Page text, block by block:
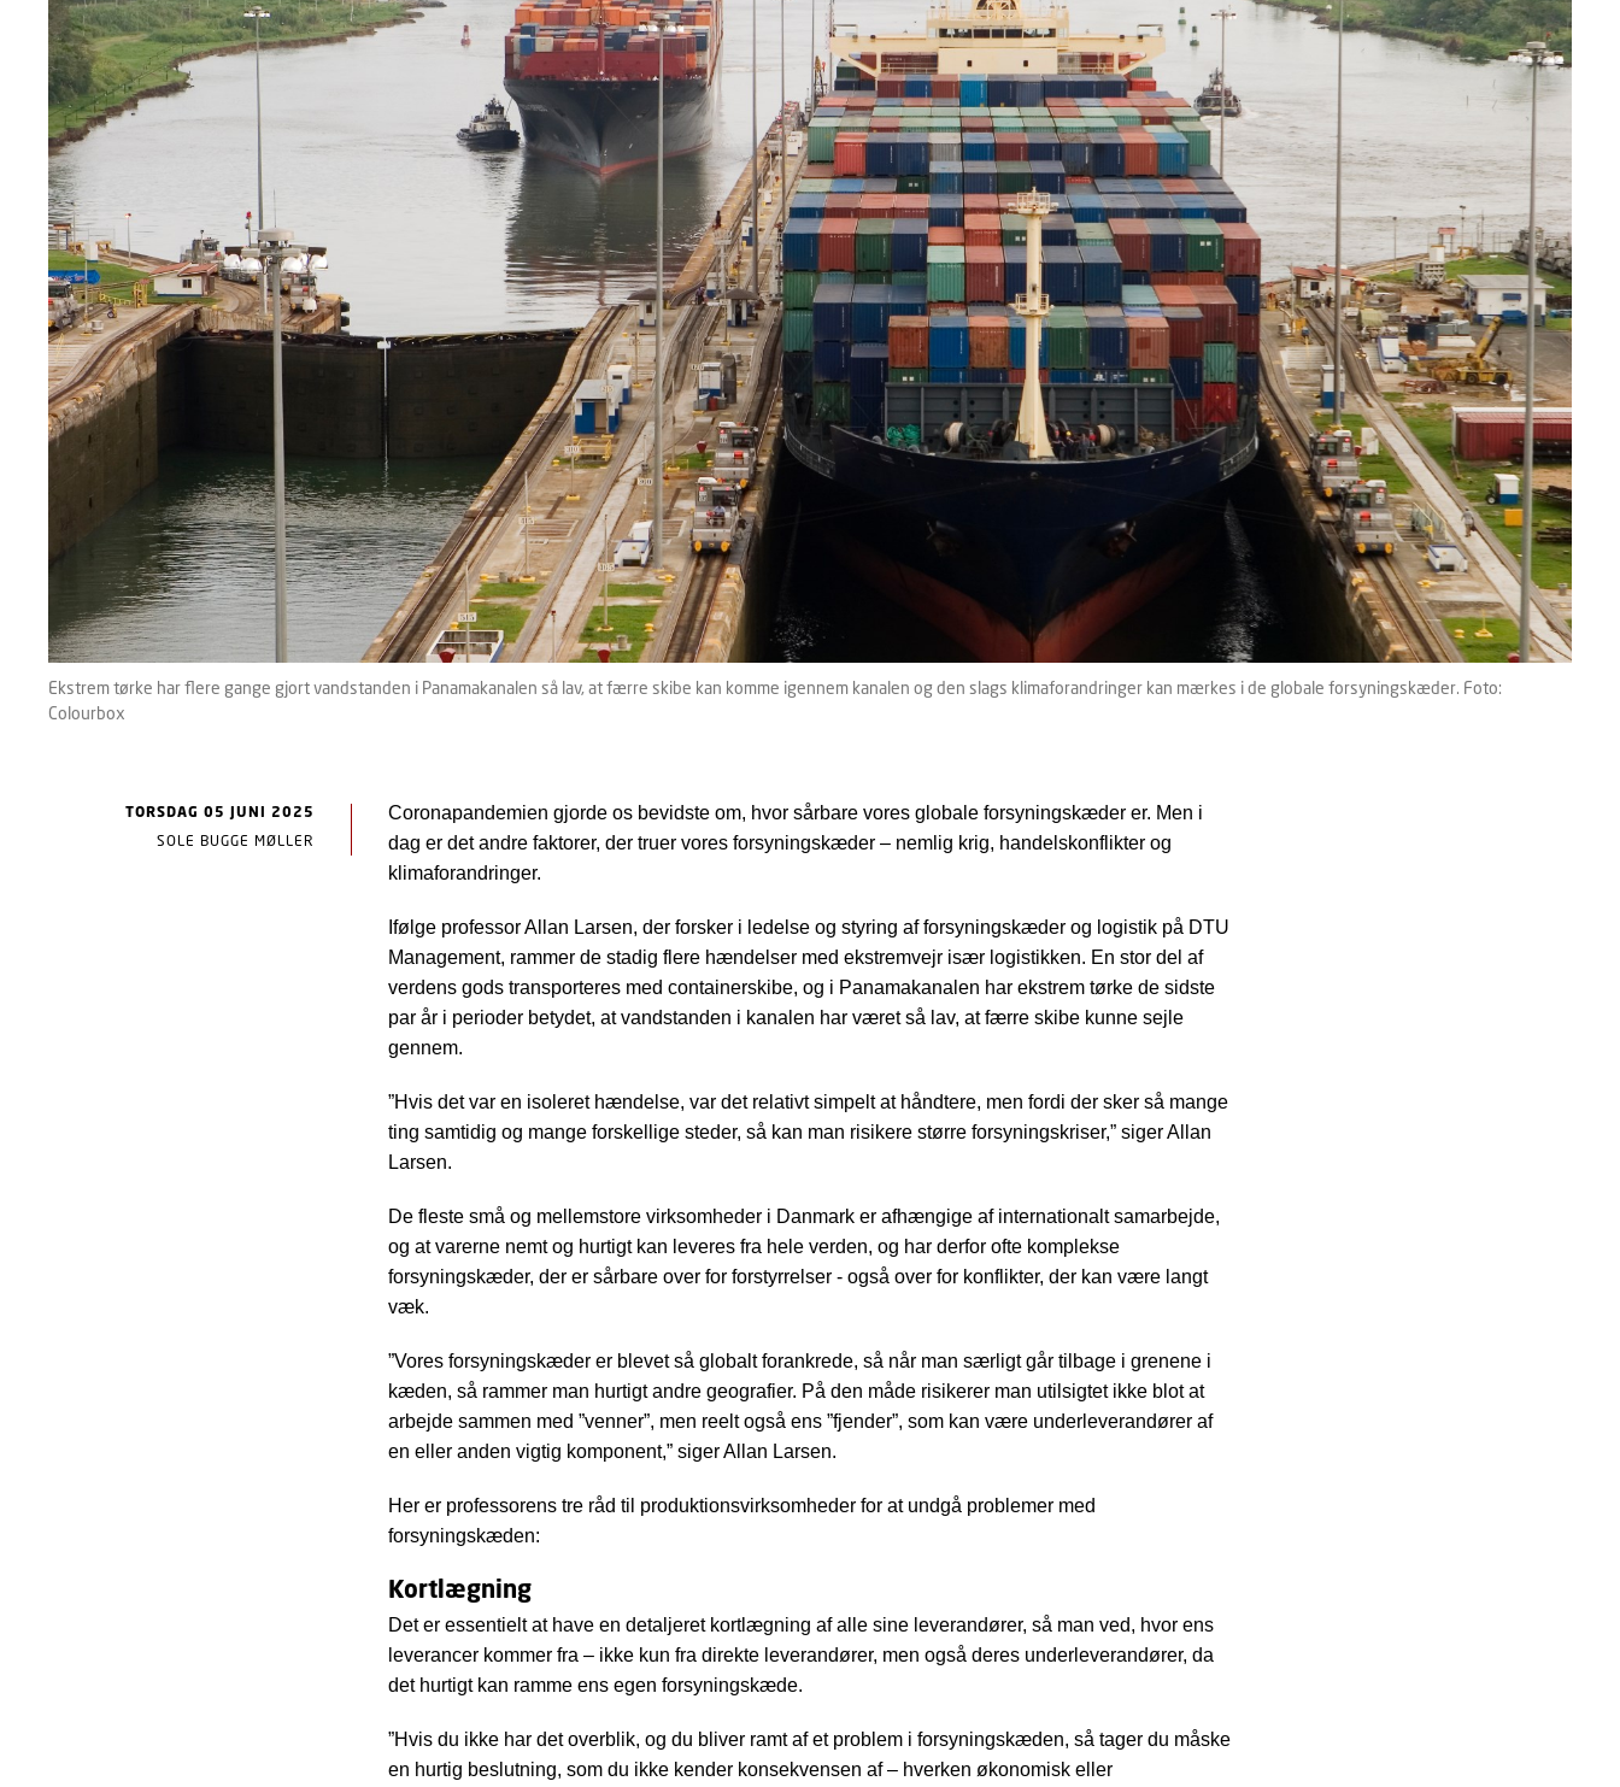
Ekstrem tørke har flere gange gjort vandstanden i Panamakanalen så lav, at færre skibe kan komme igennem kanalen og den slags klimaforandringer kan mærkes i de globale forsyningskæder. Foto:
Colourbox
TORSDAG 05 JUNI 2025
SOLE BUGGE MØLLER
Coronapandemien gjorde os bevidste om, hvor sårbare vores globale forsyningskæder er. Men i
dag er det andre faktorer, der truer vores forsyningskæder – nemlig krig, handelskonflikter og
klimaforandringer.
Ifølge professor Allan Larsen, der forsker i ledelse og styring af forsyningskæder og logistik på DTU
Management, rammer de stadig flere hændelser med ekstremvejr især logistikken. En stor del af
verdens gods transporteres med containerskibe, og i Panamakanalen har ekstrem tørke de sidste
par år i perioder betydet, at vandstanden i kanalen har været så lav, at færre skibe kunne sejle
gennem.
”Hvis det var en isoleret hændelse, var det relativt simpelt at håndtere, men fordi der sker så mange
ting samtidig og mange forskellige steder, så kan man risikere større forsyningskriser,” siger Allan
Larsen.
De fleste små og mellemstore virksomheder i Danmark er afhængige af internationalt samarbejde,
og at varerne nemt og hurtigt kan leveres fra hele verden, og har derfor ofte komplekse
forsyningskæder, der er sårbare over for forstyrrelser - også over for konflikter, der kan være langt
væk.
”Vores forsyningskæder er blevet så globalt forankrede, så når man særligt går tilbage i grenene i
kæden, så rammer man hurtigt andre geografier. På den måde risikerer man utilsigtet ikke blot at
arbejde sammen med ”venner”, men reelt også ens ”fjender”, som kan være underleverandører af
en eller anden vigtig komponent,” siger Allan Larsen.
Her er professorens tre råd til produktionsvirksomheder for at undgå problemer med
forsyningskæden:
Kortlægning
Det er essentielt at have en detaljeret kortlægning af alle sine leverandører, så man ved, hvor ens
leverancer kommer fra – ikke kun fra direkte leverandører, men også deres underleverandører, da
det hurtigt kan ramme ens egen forsyningskæde.
”Hvis du ikke har det overblik, og du bliver ramt af et problem i forsyningskæden, så tager du måske
en hurtig beslutning, som du ikke kender konsekvensen af – hverken økonomisk eller